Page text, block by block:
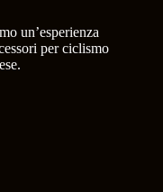
un’esperienza
per ciclismo